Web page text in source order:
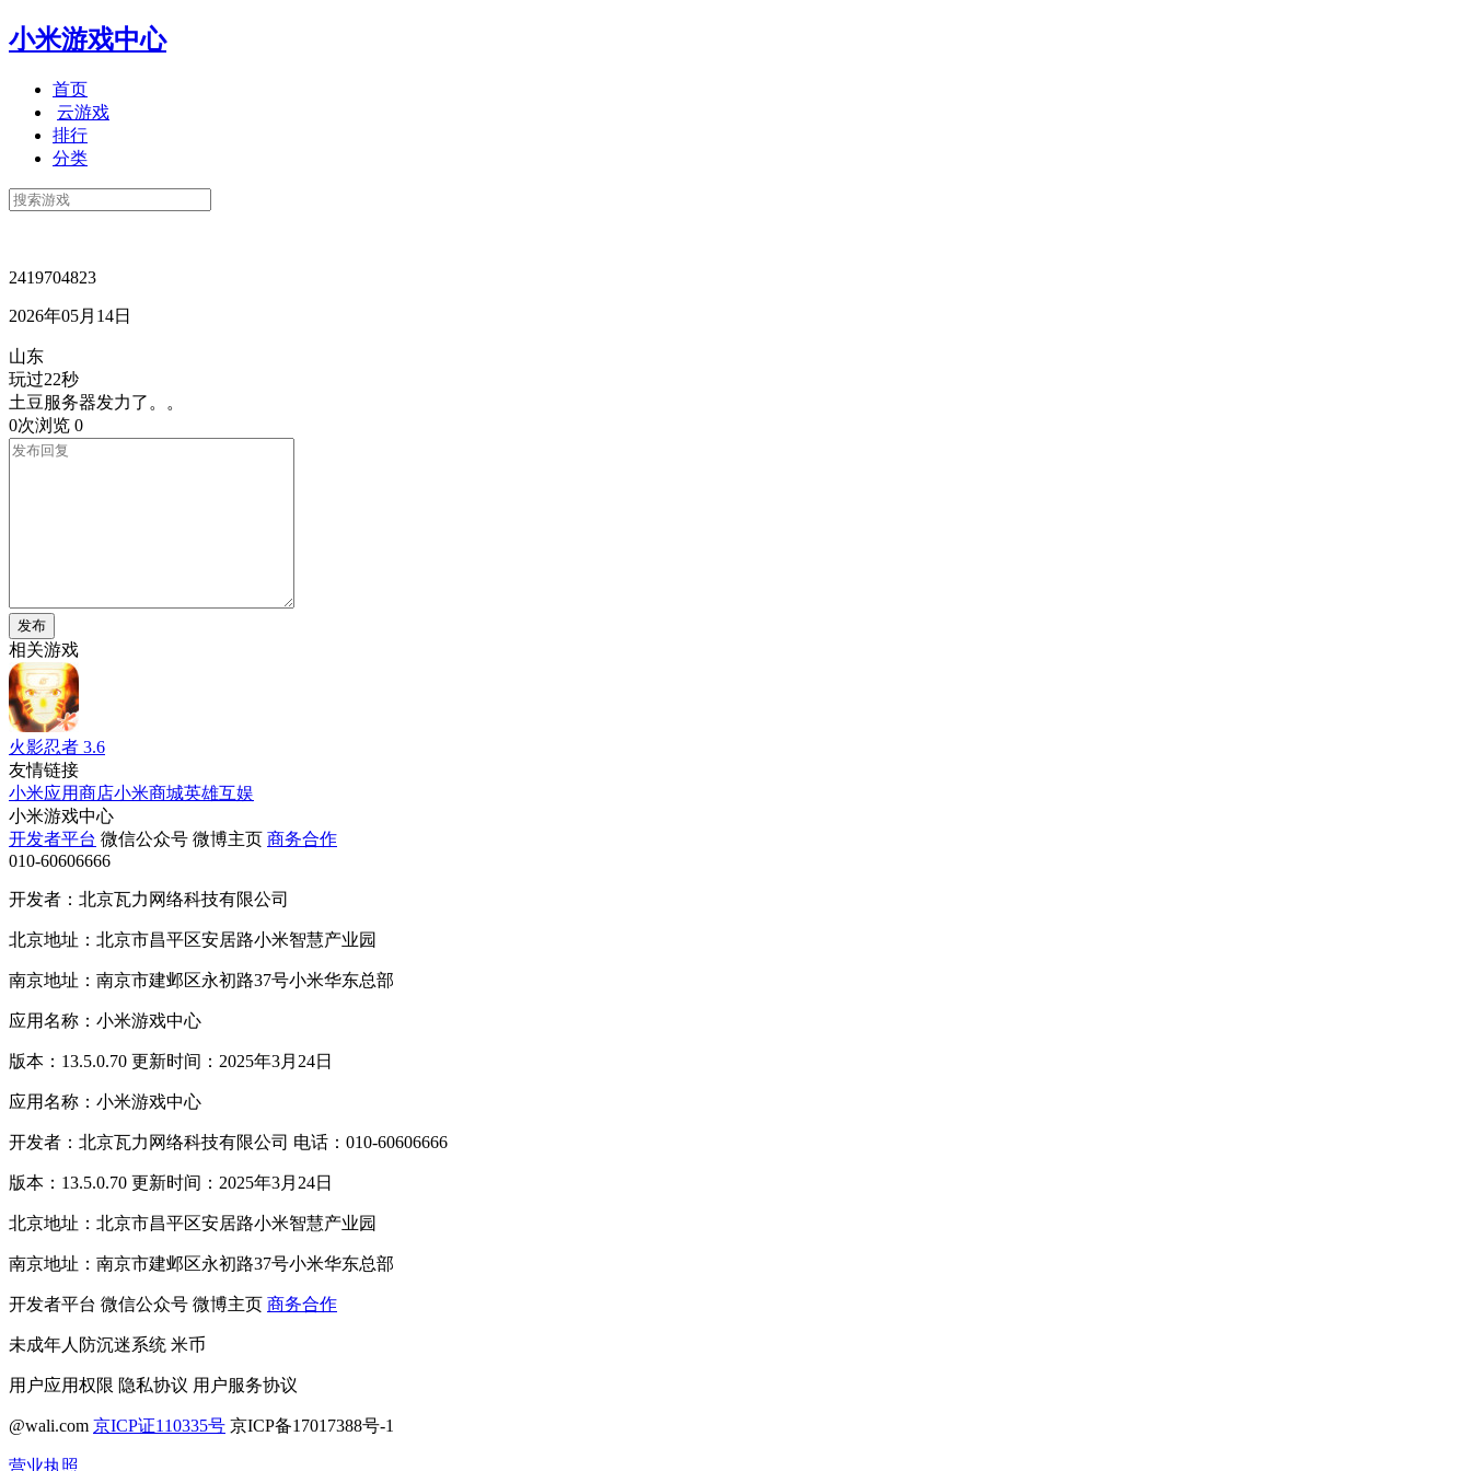
小米游戏中心
首页
云游戏
排行
分类
2419704823
2026年05月14日
山东
玩过22秒
土豆服务器发力了。。
0次浏览 0
发布
相关游戏
火影忍者 3.6
友情链接
小米应用商店小米商城英雄互娱
小米游戏中心
开发者平台 微信公众号 微博主页 商务合作
010-60606666
开发者：北京瓦力网络科技有限公司
北京地址：北京市昌平区安居路小米智慧产业园
南京地址：南京市建邺区永初路37号小米华东总部
应用名称：小米游戏中心
版本：13.5.0.70 更新时间：2025年3月24日
应用名称：小米游戏中心
开发者：北京瓦力网络科技有限公司 电话：010-60606666
版本：13.5.0.70 更新时间：2025年3月24日
北京地址：北京市昌平区安居路小米智慧产业园
南京地址：南京市建邺区永初路37号小米华东总部
开发者平台 微信公众号 微博主页 商务合作
未成年人防沉迷系统 米币
用户应用权限 隐私协议 用户服务协议
@wali.com 京ICP证110335号 京ICP备17017388号-1
营业执照